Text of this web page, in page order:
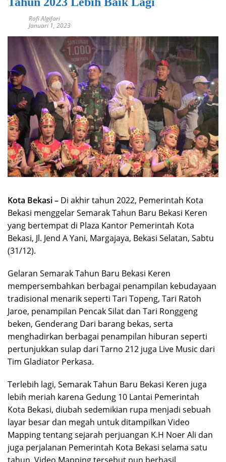
Rafi Algifari
Januari 1, 2023
Kota Bekasi – Di akhir tahun 2022, Pemerintah Kota
Bekasi menggelar Semarak Tahun Baru Bekasi Keren
yang bertempat di Plaza Kantor Pemerintah Kota
Bekasi, Jl. Jend A Yani, Margajaya, Bekasi Selatan, Sabtu
(31/12).
Gelaran Semarak Tahun Baru Bekasi Keren
mempersembahkan berbagai penampilan kebudayaan
tradisional menarik seperti Tari Topeng, Tari Ratoh
Jaroe, penampilan Pencak Silat dan Tari Ronggeng
beken, Genderang Dari barang bekas, serta
menghadirkan berbagai penampilan hiburan seperti
pertunjukkan sulap dari Tarno 212 juga Live Music dari
Tim Gladiator Perkasa.
Terlebih lagi, Semarak Tahun Baru Bekasi Keren juga
lebih meriah karena Gedung 10 Lantai Pemerintah
Kota Bekasi, diubah sedemikian rupa menjadi sebuah
layar besar dan megah untuk ditampilkan Video
Mapping tentang sejarah perjuangan K.H Noer Ali dan
juga perjalanan Pemerintah Kota Bekasi selama satu